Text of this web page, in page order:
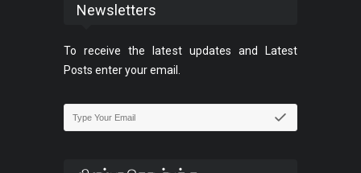
Newsletters
To receive the latest updates and Latest
Posts enter your email.